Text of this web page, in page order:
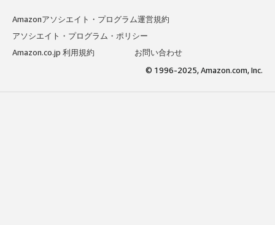
Amazonアソシエイト・プログラム運営規約
アソシエイト・プログラム・ポリシー
Amazon.co.jp 利用規約
お問い合わせ
© 1996-2025, Amazon.com, Inc.